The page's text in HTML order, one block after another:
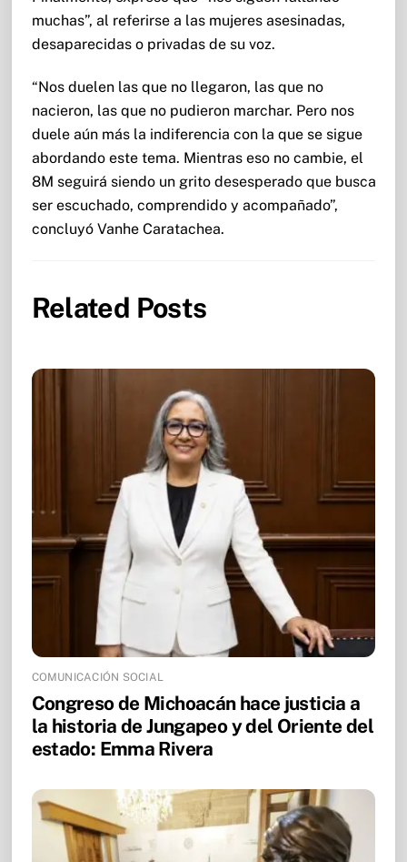
muchas”, al referirse a las mujeres asesinadas,
desaparecidas o privadas de su voz.
“Nos duelen las que no llegaron, las que no
nacieron, las que no pudieron marchar. Pero nos
duele aún más la indiferencia con la que se sigue
abordando este tema. Mientras eso no cambie, el
8M seguirá siendo un grito desesperado que busca
ser escuchado, comprendido y acompañado”,
concluyó Vanhe Caratachea.
Related Posts
COMUNICACIÓN SOCIAL
Congreso de Michoacán hace justicia a
la historia de Jungapeo y del Oriente del
estado: Emma Rivera